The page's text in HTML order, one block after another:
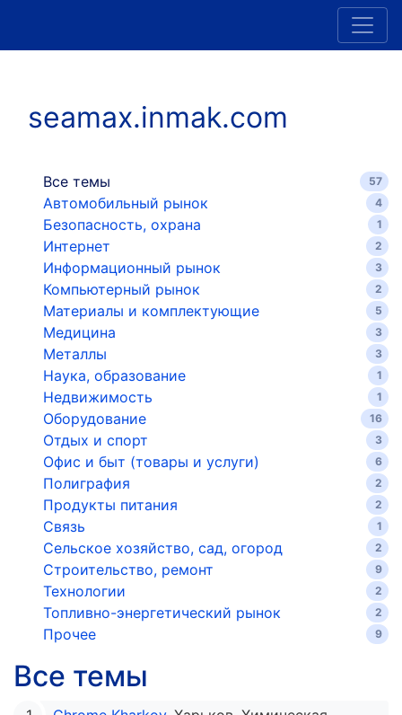
seamax.inmak.com
Все темы 57
Автомобильный рынок 4
Безопасность, охрана 1
Интернет 2
Информационный рынок 3
Компьютерный рынок 2
Материалы и комплектующие 5
Медицина 3
Металлы 3
Наука, образование 1
Недвижимость 1
Оборудование 16
Отдых и спорт 3
Офис и быт (товары и услуги) 6
Полиграфия 2
Продукты питания 2
Связь 1
Сельское хозяйство, сад, огород 2
Строительство, ремонт 9
Технологии 2
Топливно-энергетический рынок 2
Прочее 9
Все темы